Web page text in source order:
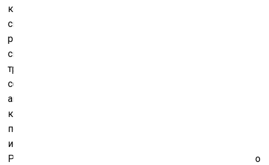
контроля советской действительности, что было
свойственно многим в его поколении. Даже в рамках
разрешённого властью реализма искусство было
способно наперекор официальной идеологии
транслировать важные вещи, становясь способом
сопротивления. Перед нами и пример высокой
апроприации мирового художественного наследия,
когда художник как бы пересочиняет и
переизобретает для себя заново историю мирового
искусства. Пройдя через этот внутренний процесс,
Россин понял экспрессионизм предельно и обострённо